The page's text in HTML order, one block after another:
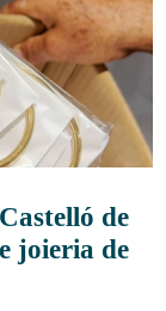
de
joieria de